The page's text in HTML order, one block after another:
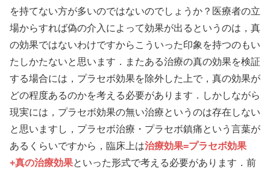
を持てない方が多いのではないのでしょうか？医療者の立
場からすれば偽の介入によって効果が出るというのは，真
の効果ではないわけですからこういった印象を持つのもい
たしかたないと思います．またある治療の真の効果を検証
する場合には，プラセボ効果を除外した上で，真の効果が
どの程度あるのかを考える必要があります．しかしながら
現実には，プラセボ効果の無い治療というのは存在しない
と思いますし，プラセボ治療・プラセボ鎮痛という言葉が
あるくらいですから，臨床上は治療効果=プラセボ効果
+真の治療効果といった形式で考える必要があります．前